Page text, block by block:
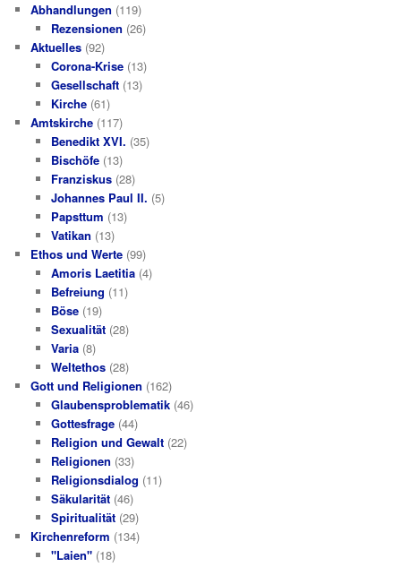
Abhandlungen (119)
Rezensionen (26)
Aktuelles (92)
Corona-Krise(13)
Gesellschaft(13)
Kirche(61)
Amtskirche (117)
Benedikt XVI. (35)
Bischöfe(13)
Franziskus(28)
Johannes Paul II. (5)
Papsttum (13)
Vatikan (13)
Ethos und Werte (99)
Amoris Laetitia(4)
Befreiung (11)
Böse(19)
Sexualität(28)
Varia(8)
Weltethos(28)
Gott und Religionen (162)
Glaubensproblematik(46)
Gottesfrage(44)
Religion und Gewalt(22)
Religionen (33)
Religionsdialog (11)
Säkularität(46)
Spiritualität(29)
Kirchenreform (134)
"Laien"(18)